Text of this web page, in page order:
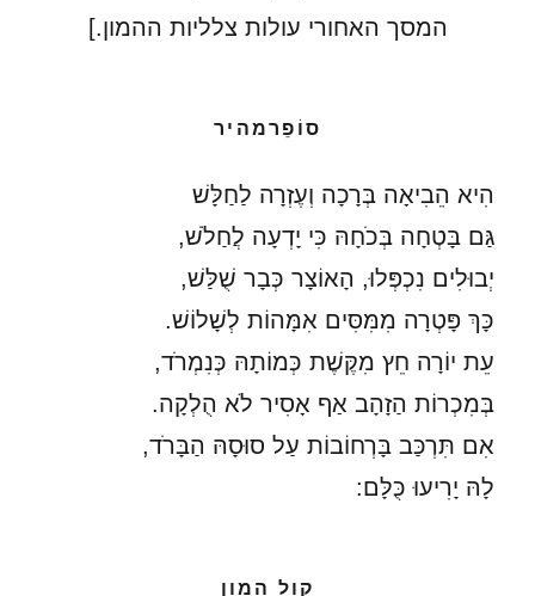
המסך האחורי עולות צלליות ההמון.]
סוֹפֵרמהיר
הִיא הֵבִיאָה בְּרָכָה וְעֶזְרָה לַחַלָּשׁ
גַּם בָּטְחָה בְּכֹחָהּ כִּי יָדְעָה לֲחַלֹשׁ,
יְבוּלִים נִכְפְּלוּ, הָאוֹצָר כְּבָר שֻׁלַּשׁ,
כָּךְ פָּטְרָה מִמִּסִּים אִמָּהוֹת לְשָׁלוֹשׁ.
עֵת יוֹרָה חֵץ מִקֶּשֶׁת כְּמוֹתָהּ כְּנִמְרֹד,
בְּמִכְרוֹת הַזָהָב אַף אָסִיר לֹא הֻלְקָה.
אִם תִּרְכַּב בָּרְחוֹבוֹת עַל סוּסָהּ הַבָּרֹד,
לָהּ יָרִיעוּ כֻּלָּם:
קול המון